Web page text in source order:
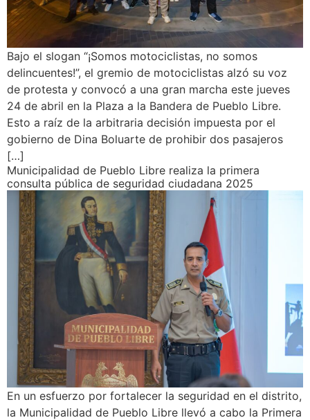
Bajo el slogan “¡Somos motociclistas, no somos
delincuentes!”, el gremio de motociclistas alzó su voz
de protesta y convocó a una gran marcha este jueves
24 de abril en la Plaza a la Bandera de Pueblo Libre.
Esto a raíz de la arbitraria decisión impuesta por el
gobierno de Dina Boluarte de prohibir dos pasajeros
[…]
Municipalidad de Pueblo Libre realiza la primera
consulta pública de seguridad ciudadana 2025
En un esfuerzo por fortalecer la seguridad en el distrito,
la Municipalidad de Pueblo Libre llevó a cabo la Primera